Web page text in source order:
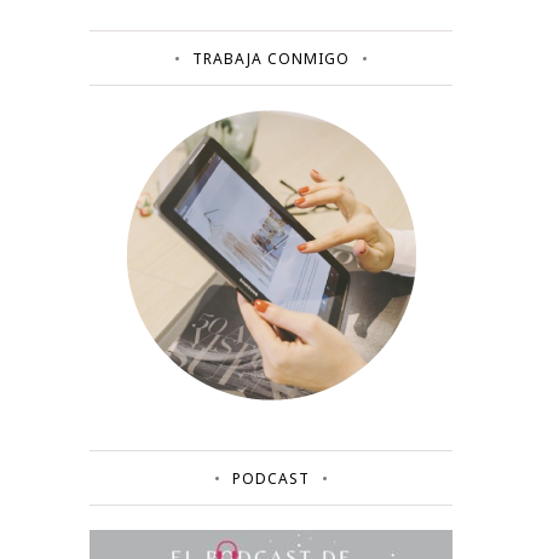
TRABAJA CONMIGO
PODCAST